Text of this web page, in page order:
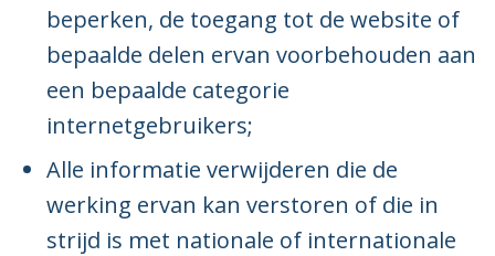
beperken, de toegang tot de website of
bepaalde delen ervan voorbehouden aan
een bepaalde categorie
internetgebruikers;
Alle informatie verwijderen die de
werking ervan kan verstoren of die in
strijd is met nationale of internationale